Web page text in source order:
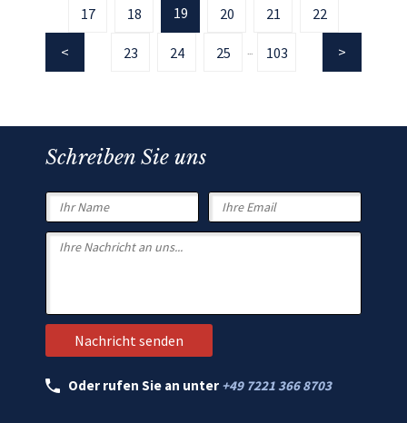
17 18 19 20 21 22
23 24 25 103
Schreiben Sie uns
Oder rufen Sie an unter +49 7221 366 8703